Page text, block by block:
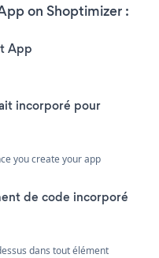
on Shoptimizer :
App
incorporé pour
you create your app
de code incorporé
dans tout élément